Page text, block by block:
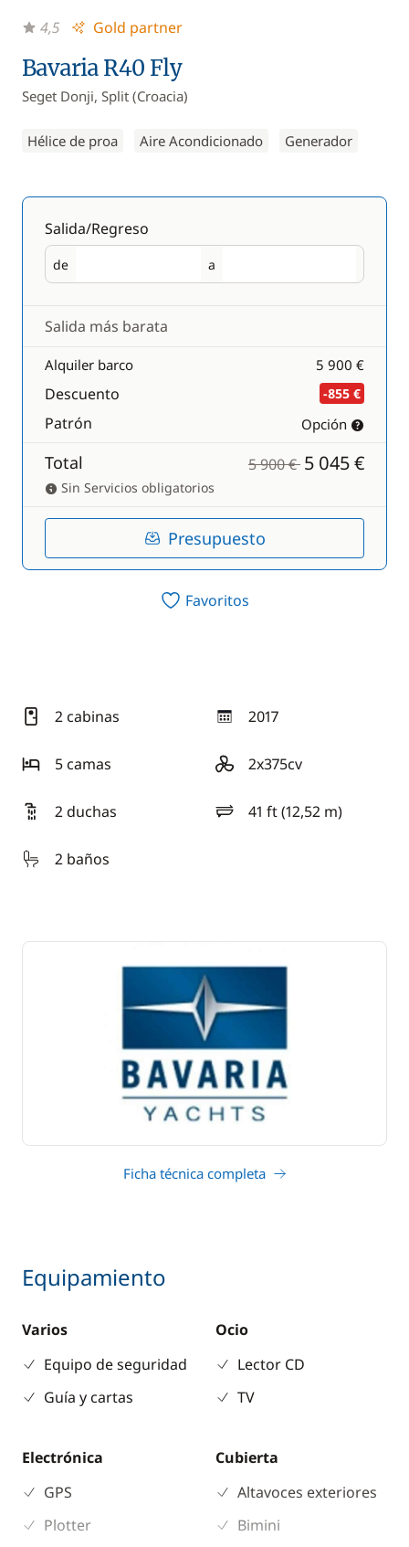
Bavaria R40 Fly
Seget Donji, Split (Croacia)
Hélice de proa Aire Acondicionado Generador
4,5 Gold partner
Salida/Regreso
de
Salida a
Regreso
Salida más barata
Alquiler barco 5 900 €
Descuento -855 €
Patrón Opción
Total 5 900 € 5 045 €
Sin Servicios obligatorios
Presupuesto
Favoritos
2 cabinas 2017
año
5 camas
2x375cv
motorización
2 duchas
41 ft (12,52 m)
eslora
2 baños
Ficha técnica completa
Equipamiento
Varios
Equipo de seguridad
Guía y cartas
Ocio
Lector CD
TV
Electrónica
GPS
Plotter
Cubierta
Altavoces exteriores
Bimini